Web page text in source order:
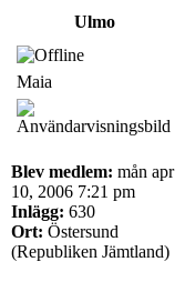
Ulmo
Maia
Blev medlem: mån apr
10, 2006 7:21 pm
Inlägg: 630
Ort: Östersund
(Republiken Jämtland)